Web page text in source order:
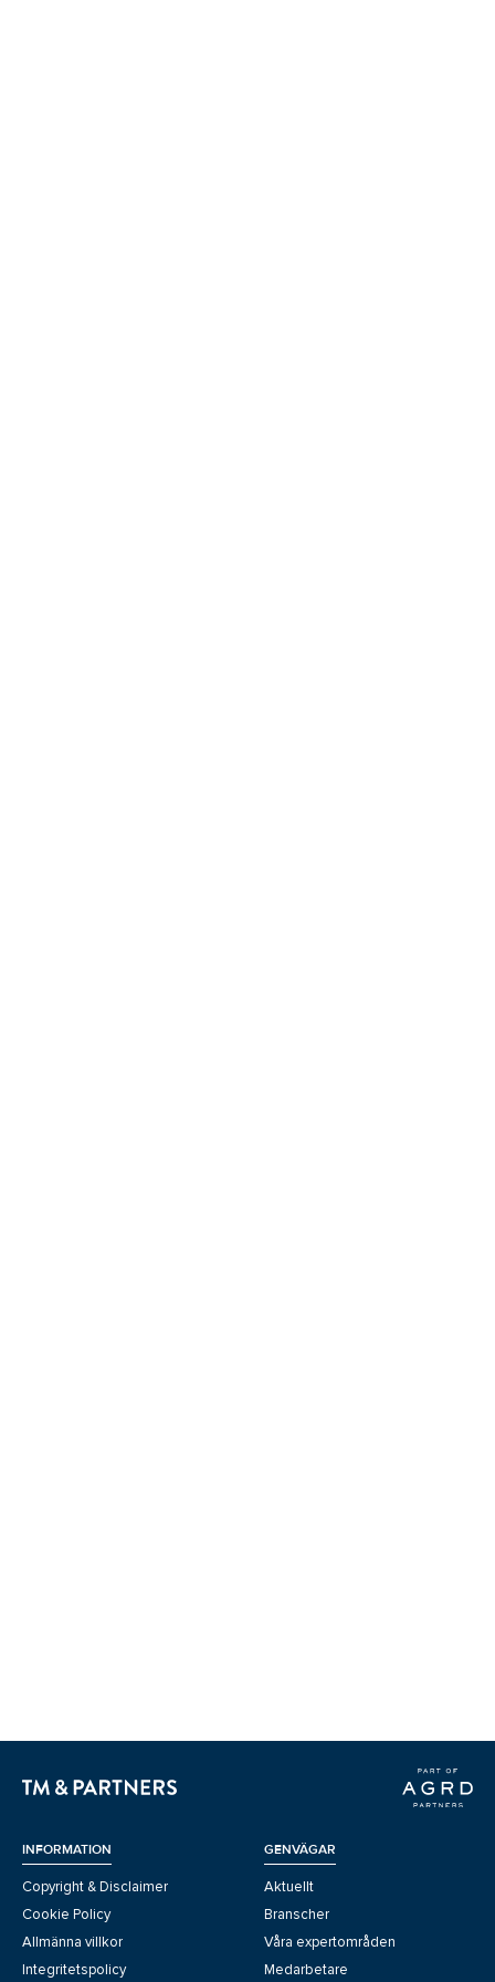
INFORMATION
Copyright & Disclaimer
Cookie Policy
Allmänna villkor
Integritetspolicy
GENVÄGAR
Aktuellt
Branscher
Våra expertområden
Medarbetare